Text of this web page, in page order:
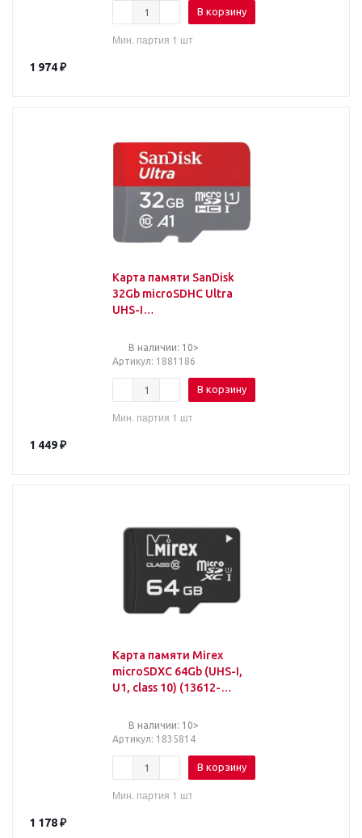
В корзину
Мин. партия 1 шт
1 974₽
Карта памяти SanDisk
32Gb microSDHC Ultra
UHS-I
032G-GN3MN)
В наличии: 10>
Артикул: 1881186
В корзину
Мин. партия 1 шт
1 449₽
Карта памяти Mirex
microSDХC 64Gb (UHS-I,
U1, class 10) (13612-
В наличии: 10>
Артикул: 1835814
В корзину
Мин. партия 1 шт
1 178₽